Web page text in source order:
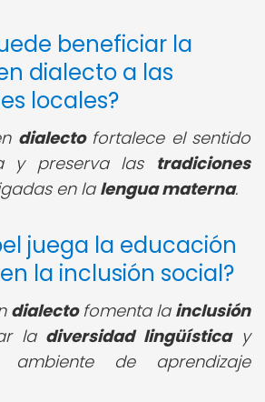
beneficiar la
dialecto a las
locales?
dialectofortalece el sentido
y preserva las tradiciones
en lalengua materna.
juega la educación
la inclusión social?
dialectofomenta la inclusión
la diversidad lingüísticay
de aprendizaje